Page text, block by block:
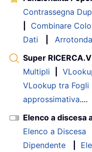
Contrassegna
Combinare
Dati
Super
Multipli
VLookup tra Fogli
approssimativa....
Elenco a discesa
Elenco a Discesa
Dipendente